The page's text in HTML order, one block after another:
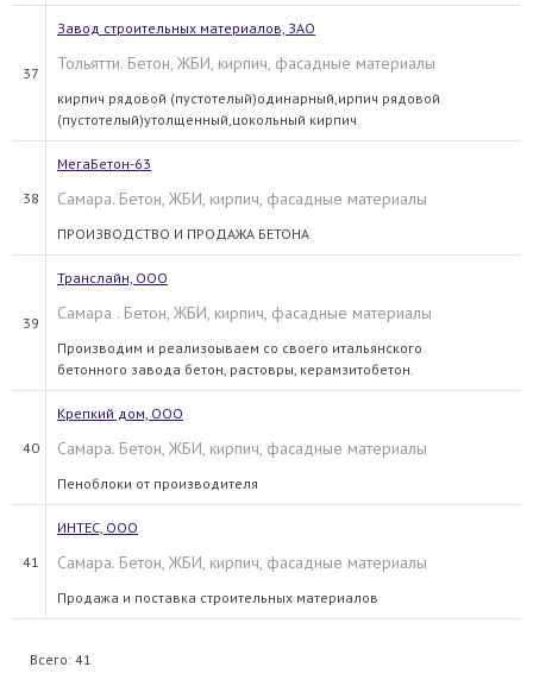
37
Завод строительных материалов, ЗАО
Тольятти. Бетон, ЖБИ, кирпич, фасадные материалы
кирпич рядовой (пустотелый)одинарный,ирпич рядовой
(пустотелый)утолщенный,цокольный кирпич
38
МегаБетон-63
Самара. Бетон, ЖБИ, кирпич, фасадные материалы
ПРОИЗВОДСТВО И ПРОДАЖА БЕТОНА
39
Транслайн, ООО
Самара . Бетон, ЖБИ, кирпич, фасадные материалы
Производим и реализоываем со своего итальянского
бетонного завода бетон, растовры, керамзитобетон.
40
Крепкий дом, ООО
Самара. Бетон, ЖБИ, кирпич, фасадные материалы
Пеноблоки от производителя
41
ИНТЕС, ООО
Самара. Бетон, ЖБИ, кирпич, фасадные материалы
Продажа и поставка строительных материалов
Всего: 41